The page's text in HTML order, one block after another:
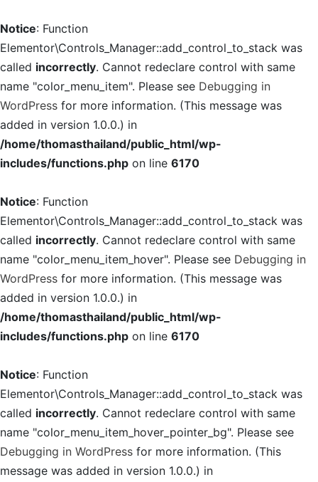
Notice: Function
Elementor\Controls_Manager::add_control_to_stack was
called incorrectly. Cannot redeclare control with same
name "color_menu_item". Please see Debugging in
WordPress for more information. (This message was
added in version 1.0.0.) in
/home/thomasthailand/public_html/wp-
includes/functions.php on line 6170
Notice: Function
Elementor\Controls_Manager::add_control_to_stack was
called incorrectly. Cannot redeclare control with same
name "color_menu_item_hover". Please see Debugging in
WordPress for more information. (This message was
added in version 1.0.0.) in
/home/thomasthailand/public_html/wp-
includes/functions.php on line 6170
Notice: Function
Elementor\Controls_Manager::add_control_to_stack was
called incorrectly. Cannot redeclare control with same
name "color_menu_item_hover_pointer_bg". Please see
Debugging in WordPress for more information. (This
message was added in version 1.0.0.) in